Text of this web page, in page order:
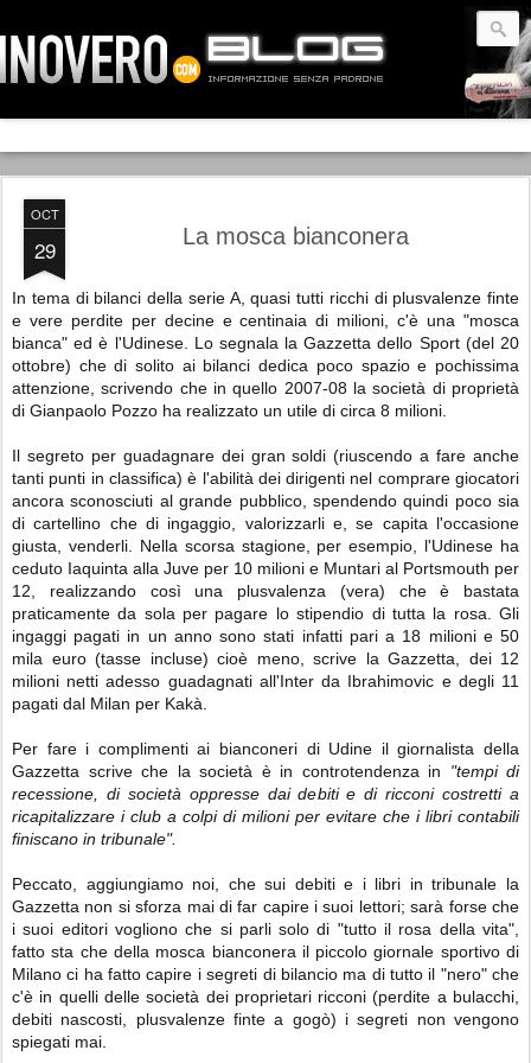
OCT
29 La mosca bianconera
In tema di bilanci della serie A, quasi tutti ricchi di plusvalenze finte
e vere perdite per decine e centinaia di milioni, c'è una "mosca
bianca" ed è l'Udinese. Lo segnala la Gazzetta dello Sport (del 20
ottobre) che di solito ai bilanci dedica poco spazio e pochissima
attenzione, scrivendo che in quello 2007-08 la società di proprietà
di Gianpaolo Pozzo ha realizzato un utile di circa 8 milioni.
Il segreto per guadagnare dei gran soldi (riuscendo a fare anche
tanti punti in classifica) è l'abilità dei dirigenti nel comprare giocatori
ancora sconosciuti al grande pubblico, spendendo quindi poco sia
di cartellino che di ingaggio, valorizzarli e, se capita l'occasione
giusta, venderli. Nella scorsa stagione, per esempio, l'Udinese ha
ceduto Iaquinta alla Juve per 10 milioni e Muntari al Portsmouth per
12, realizzando così una plusvalenza (vera) che è bastata
praticamente da sola per pagare lo stipendio di tutta la rosa. Gli
ingaggi pagati in un anno sono stati infatti pari a 18 milioni e 50
mila euro (tasse incluse) cioè meno, scrive la Gazzetta, dei 12
milioni netti adesso guadagnati all'Inter da Ibrahimovic e degli 11
pagati dal Milan per Kakà.
Per fare i complimenti ai bianconeri di Udine il giornalista della
Gazzetta scrive che la società è in controtendenza in "tempi di
recessione, di società oppresse dai debiti e di ricconi costretti a
ricapitalizzare i club a colpi di milioni per evitare che i libri contabili
finiscano in tribunale".
Peccato, aggiungiamo noi, che sui debiti e i libri in tribunale la
Gazzetta non si sforza mai di far capire i suoi lettori; sarà forse che
i suoi editori vogliono che si parli solo di "tutto il rosa della vita",
fatto sta che della mosca bianconera il piccolo giornale sportivo di
Milano ci ha fatto capire i segreti di bilancio ma di tutto il "nero" che
c'è in quelli delle società dei proprietari ricconi (perdite a bulacchi,
debiti nascosti, plusvalenze finte a gogò) i segreti non vengono
spiegati mai.